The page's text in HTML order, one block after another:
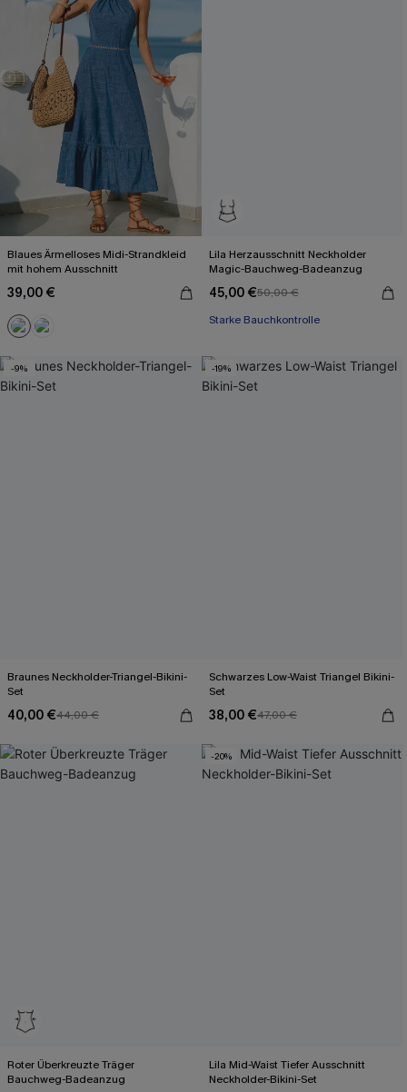
Blaues Ärmelloses Midi-Strandkleid
mit hohem Ausschnitt
39,00 €
Lila Herzausschnitt Neckholder
Magic-Bauchweg-Badeanzug
45,00 €50,00 €
Starke Bauchkontrolle
-9%
Braunes Neckholder-Triangel-Bikini-
Set
40,00 €44,00 €
-19%
Schwarzes Low-Waist Triangel Bikini-
Set
38,00 €47,00 €
Roter Überkreuzte Träger
Bauchweg-Badeanzug
-20%
Lila Mid-Waist Tiefer Ausschnitt
Neckholder-Bikini-Set